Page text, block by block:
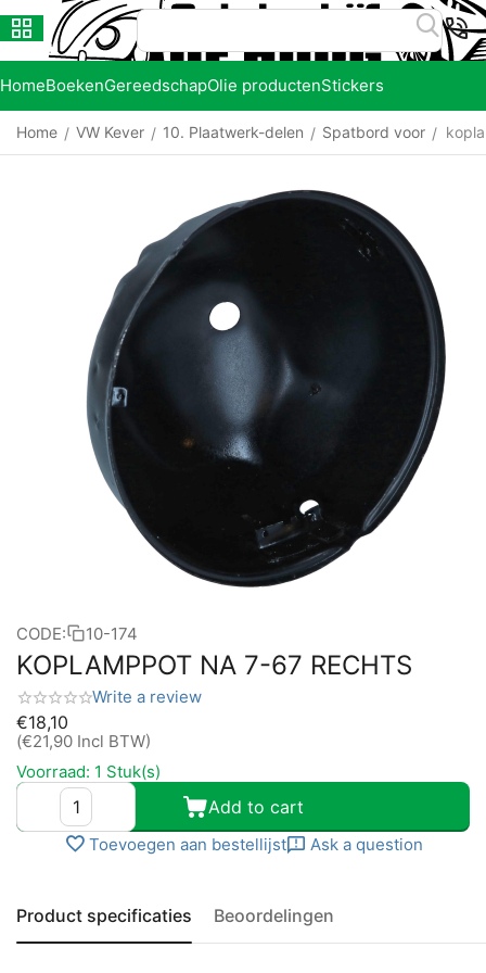
HomeBoekenGereedschapOlie productenStickers
Home / VW Kever / 10. Plaatwerk-delen / Spatbord voor /
CODE: 10-174
KOPLAMPPOT NA 7-67 RECHTS
Write a review
€18,10
(€21,90 Incl BTW)
Voorraad: 1 Stuk(s)
Add to cart
Toevoegen aan bestellijst Ask a question
Product specificaties Beoordelingen